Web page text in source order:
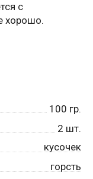
с
хорошо.
100 гр.
2 шт.
кусочек
горсть